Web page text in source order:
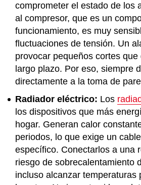
comprometer el estado de los
al compresor, que es un
funcionamiento, es muy
fluctuaciones de tensión. Un
provocar pequeños cortes
largo plazo. Por eso, siempre
directamente a la toma de
Radiador eléctrico: Los
los dispositivos que más
hogar. Generan calor
periodos, lo que exige un
específico. Conectarlos a una
riesgo de sobrecalentamiento
incluso alcanzar temperaturas